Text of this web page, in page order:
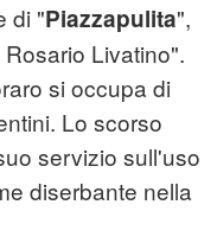
di "Piazzapulita",
Livatino".
si occupa di
Lo scorso
servizio sull'uso
diserbante nella